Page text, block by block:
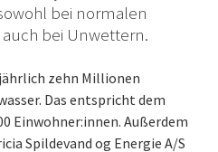
bei normalen
bei Unwettern.
zehn Millionen
Das entspricht dem
Einwohner:innen. Außerdem
Spildevand og Energie A/S